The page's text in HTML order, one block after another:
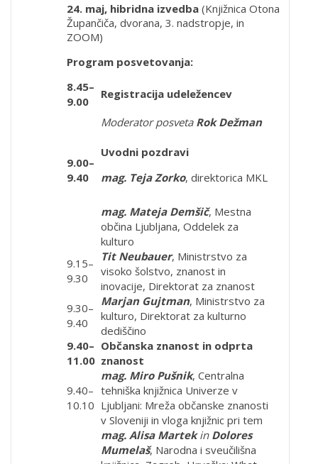
24. maj, hibridna izvedba (Knjižnica Otona
Župančiča, dvorana, 3. nadstropje, in
ZOOM)
Program posvetovanja:
8.45–
9.00
Registracija udeležencev
Moderator posveta Rok Dežman
9.00–
9.40
Uvodni pozdravi
mag. Teja Zorko, direktorica MKL
mag. Mateja Demšič, Mestna
občina Ljubljana, Oddelek za
kulturo
9.15–
9.30
Tit Neubauer, Ministrstvo za
visoko šolstvo, znanost in
inovacije, Direktorat za znanost
9.30–
9.40
Marjan Gujtman, Ministrstvo za
kulturo, Direktorat za kulturno
dediščino
9.40–
11.00
Občanska znanost in odprta
znanost
9.40–
10.10
mag. Miro Pušnik, Centralna
tehniška knjižnica Univerze v
Ljubljani: Mreža občanske znanosti
v Sloveniji in vloga knjižnic pri tem
mag. Alisa Martekin Dolores
Mumelaš, Narodna i sveučilišna